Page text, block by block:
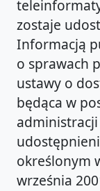
zostaje
Informacją
o sprawach
ustawy o
będąca w
określonym
września